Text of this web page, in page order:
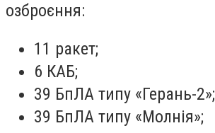
озброєння:
11 ракет;
6 КАБ;
39 БпЛА типу «Герань-2»;
39 БпЛА типу «Молнія»;